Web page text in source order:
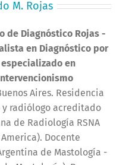
M. Rojas
de Diagnóstico Rojas -
en Diagnóstico por
en
Aires. Residencia
radiólogo acreditado
de Radiología RSNA
Docente
de Mastología -